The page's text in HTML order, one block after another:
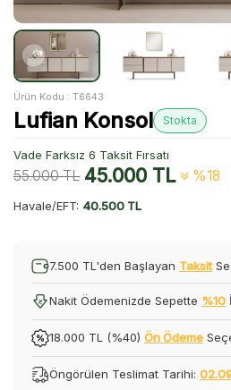
Ürün Kodu : T6643
Lufian Konsol Stokta
Vade Farksız 6 Taksit Fırsatı
55.000TL 45.000TL %18
Havale/EFT: 40.500 TL
7.500 TL'den Başlayan Taksit
Nakit Ödemenizde Sepette %10
18.000 TL (%40) Ön Ödeme
Öngörülen Teslimat Tarihi: